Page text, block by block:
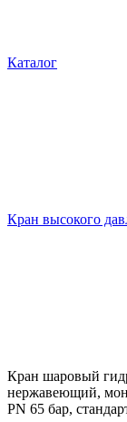
Каталог
Кран высокого
Кран шаровый
нержавеющий,
PN 65 бар,